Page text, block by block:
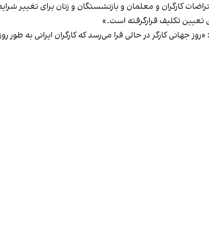
کارگران و معلمان و بازنشستگان و زنان برای
تکلیف قرارگرفته است.»
جهانی کارگر در حالی فرا می‌رسد که کارگران ایرانی به